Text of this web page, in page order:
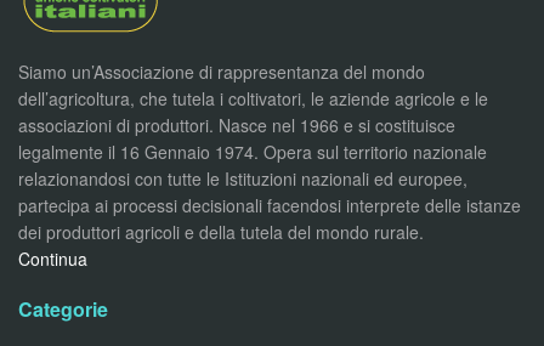
Siamo un’Associazione di rappresentanza del mondo
dell’agricoltura, che tutela i coltivatori, le aziende agricole e le
associazioni di produttori. Nasce nel 1966 e si costituisce
legalmente il 16 Gennaio 1974. Opera sul territorio nazionale
relazionandosi con tutte le Istituzioni nazionali ed europee,
partecipa ai processi decisionali facendosi interprete delle istanze
dei produttori agricoli e della tutela del mondo rurale.
Continua
Categorie